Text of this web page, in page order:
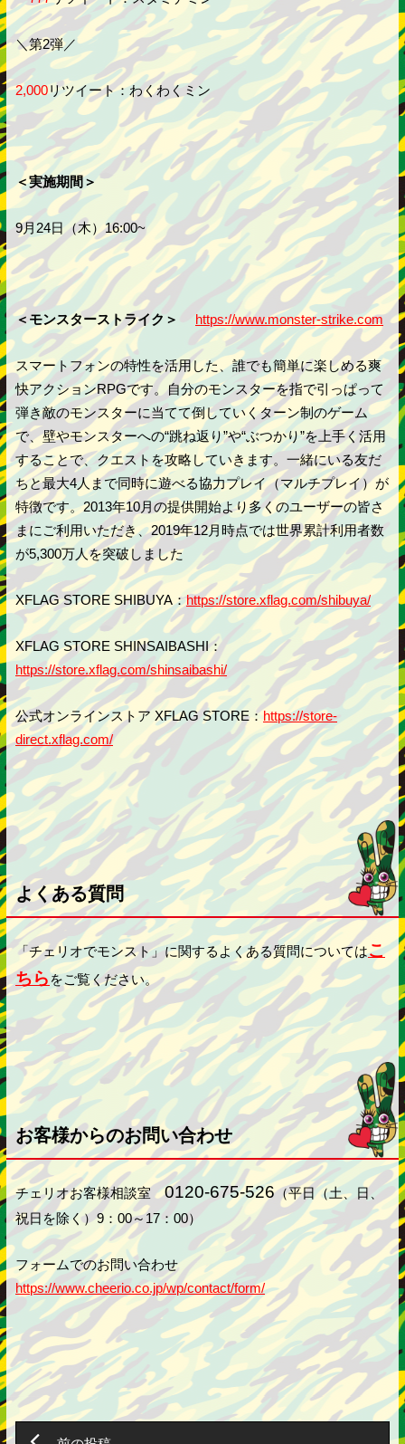
＼第2弾／
2,000リツイート：わくわくミン
＜実施期間＞
9月24日（木）16:00~
＜モンスターストライク＞ https://www.monster-strike.com
スマートフォンの特性を活用した、誰でも簡単に楽しめる爽
快アクションRPGです。自分のモンスターを指で引っぱって
弾き敵のモンスターに当てて倒していくターン制のゲーム
で、壁やモンスターへの“跳ね返り”や“ぶつかり”を上手く活用
することで、クエストを攻略していきます。一緒にいる友だ
ちと最大4人まで同時に遊べる協力プレイ（マルチプレイ）が
特徴です。2013年10月の提供開始より多くのユーザーの皆さ
まにご利用いただき、2019年12月時点では世界累計利用者数
が5,300万人を突破しました
XFLAG STORE SHIBUYA：https://store.xflag.com/shibuya/
XFLAG STORE SHINSAIBASHI：
https://store.xflag.com/shinsaibashi/
公式オンラインストア XFLAG STORE：https://store-
direct.xflag.com/
よくある質問
「チェリオでモンスト」に関するよくある質問についてはこ
ちら をご覧ください。
お客様からのお問い合わせ
チェリオお客様相談室0120-675-526（平日（土、日、
祝日を除く）9：00～17：00）
フォームでのお問い合わせ
https://www.cheerio.co.jp/wp/contact/form/